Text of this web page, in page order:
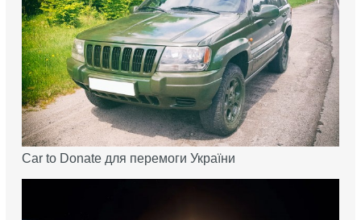
Car to Donate для перемоги України